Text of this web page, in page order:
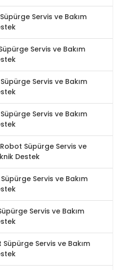
Servis ve Bakım
Servis ve Bakım
Servis ve Bakım
Servis ve Bakım
Süpürge Servis ve
Destek
Servis ve Bakım
Servis ve Bakım
Servis ve Bakım